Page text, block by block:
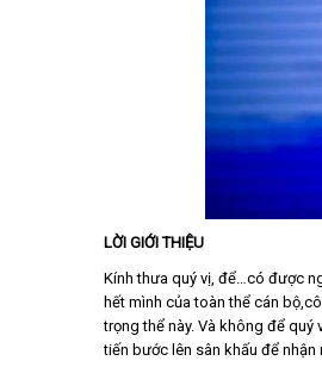
LỜI GIỚI THIỆU
Kính thưa quý vị, để…có được
hết mình của toàn thể cán
trọng thể này. Và không để
tiến bước lên sân khấu để